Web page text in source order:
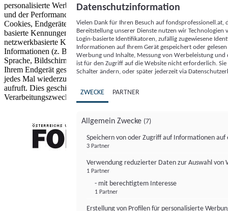
personalisierte Werbung und Inhalte, Messung von Werbeleistung
und der Performance von Inhalten sowie Zielgruppenforschung.
Cookies, Endgeräte- oder ähnliche Online-Kennungen (z. B. login-
basierte Kennungen, zufällig generierte Kennungen,
netzwerkbasierte Kennungen) können zusammen mit anderen
Informationen (z. B. Browsertyp und Browserinformationen,
Sprache, Bildschirmgröße, unterstützte Technologien usw.) auf
Ihrem Endgerät gespeichert oder von dort ausgelesen werden, um es
jedes Mal wiederzuerkennen, wenn es eine App oder einer Webseite
aufruft. Dies geschieht für einen oder mehrere der hier aufgeführten
Verarbeitungszwecke.
Datenschutzinformation
Vielen Dank für Ihren Besuch auf
Bereitstellung unserer Dienste nutzen wir Technologien
Login-basierte Identifikatoren, zufällig zugewiesene
Informationen auf Ihrem Gerät gespeichert oder
Werbung und Inhalte, Messung von Werbeleistung
ist für den Zugriff auf die Website nicht erforderlich.
Schalter ändern, oder später jederzeit via
ZWECKE PARTNER
Allgemein Zwecke (7)
Speichern von oder Zugriff auf Informationen auf
3 Partner
Verwendung reduzierter Daten zur Auswahl von
1 Partner
- mit berechtigtem Interesse
1 Partner
Erstellung von Profilen für personalisierte
FONDS professionell